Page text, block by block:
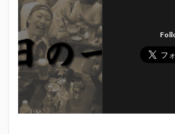
山とおでん
山下メロン園
平喜酒造
御殿場豆腐 志太泉酒
日本酒
日清
春
木村飲料
杉井酒造
東レアローズ静岡
権田修一